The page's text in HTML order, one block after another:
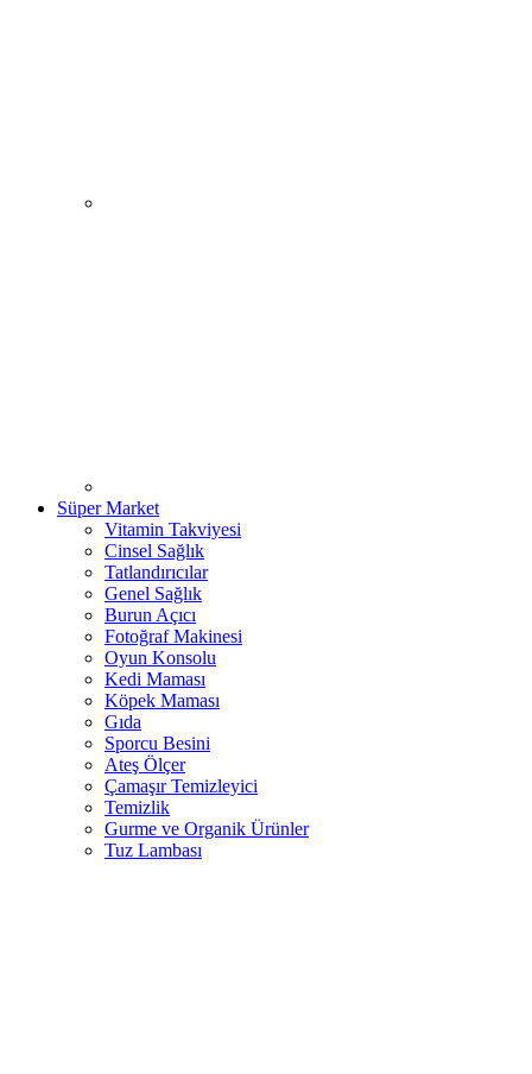
Süper Market
Vitamin Takviyesi
Cinsel Sağlık
Tatlandırıcılar
Genel Sağlık
Burun Açıcı
Fotoğraf Makinesi
Oyun Konsolu
Kedi Maması
Köpek Maması
Gıda
Sporcu Besini
Ateş Ölçer
Çamaşır Temizleyici
Temizlik
Gurme ve Organik Ürünler
Tuz Lambası